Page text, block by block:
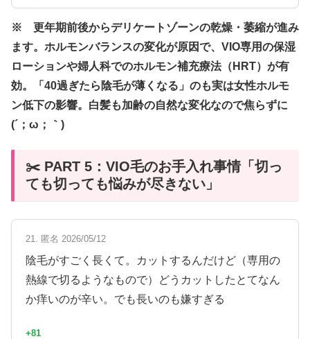
※ 更年期前後からデリケートゾーンの乾燥・萎縮が進み
ます。ホルモンバランスの変化が原因で、VIO専用の保湿
ローションや婦人科でのホルモン補充療法（HRT）が有
効。「40過ぎたら陰毛が薄くなる」のも実は女性ホルモ
ン低下の影響。白髪も加齢の自然な変化なので焦らずに
(´；ω；｀)
✂️ PART 5：VIO毛のお手入れ事情「切っ
ても切っても悩みが尽きない」
21. 匿名 2026/05/12
陰毛がすごく長くて。カットするんだけど（専用の
熱線で切るようなもので）どうカットしたとてなん
か痒いのが辛い。でも長いのも嫌すぎる
+81